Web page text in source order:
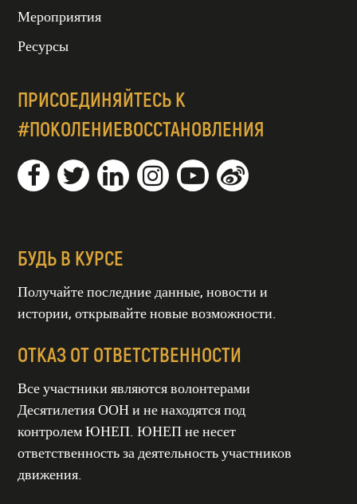
Мероприятия
Ресурсы
ПРИСОЕДИНЯЙТЕСЬ К
#ПОКОЛЕНИЕВОССТАНОВЛЕНИЯ
БУДЬ В КУРСЕ
Получайте последние данные, новости и
истории, открывайте новые возможности.
ОТКАЗ ОТ ОТВЕТСТВЕННОСТИ
Все участники являются волонтерами
Десятилетия ООН и не находятся под
контролем ЮНЕП. ЮНЕП не несет
ответственность за деятельность участников
движения.